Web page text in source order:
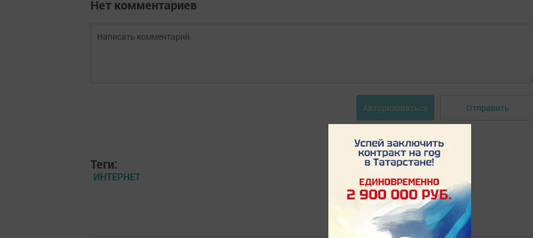
Нет комментариев
Авторизоваться Отправить
Теги:
ИНТЕРНЕТ